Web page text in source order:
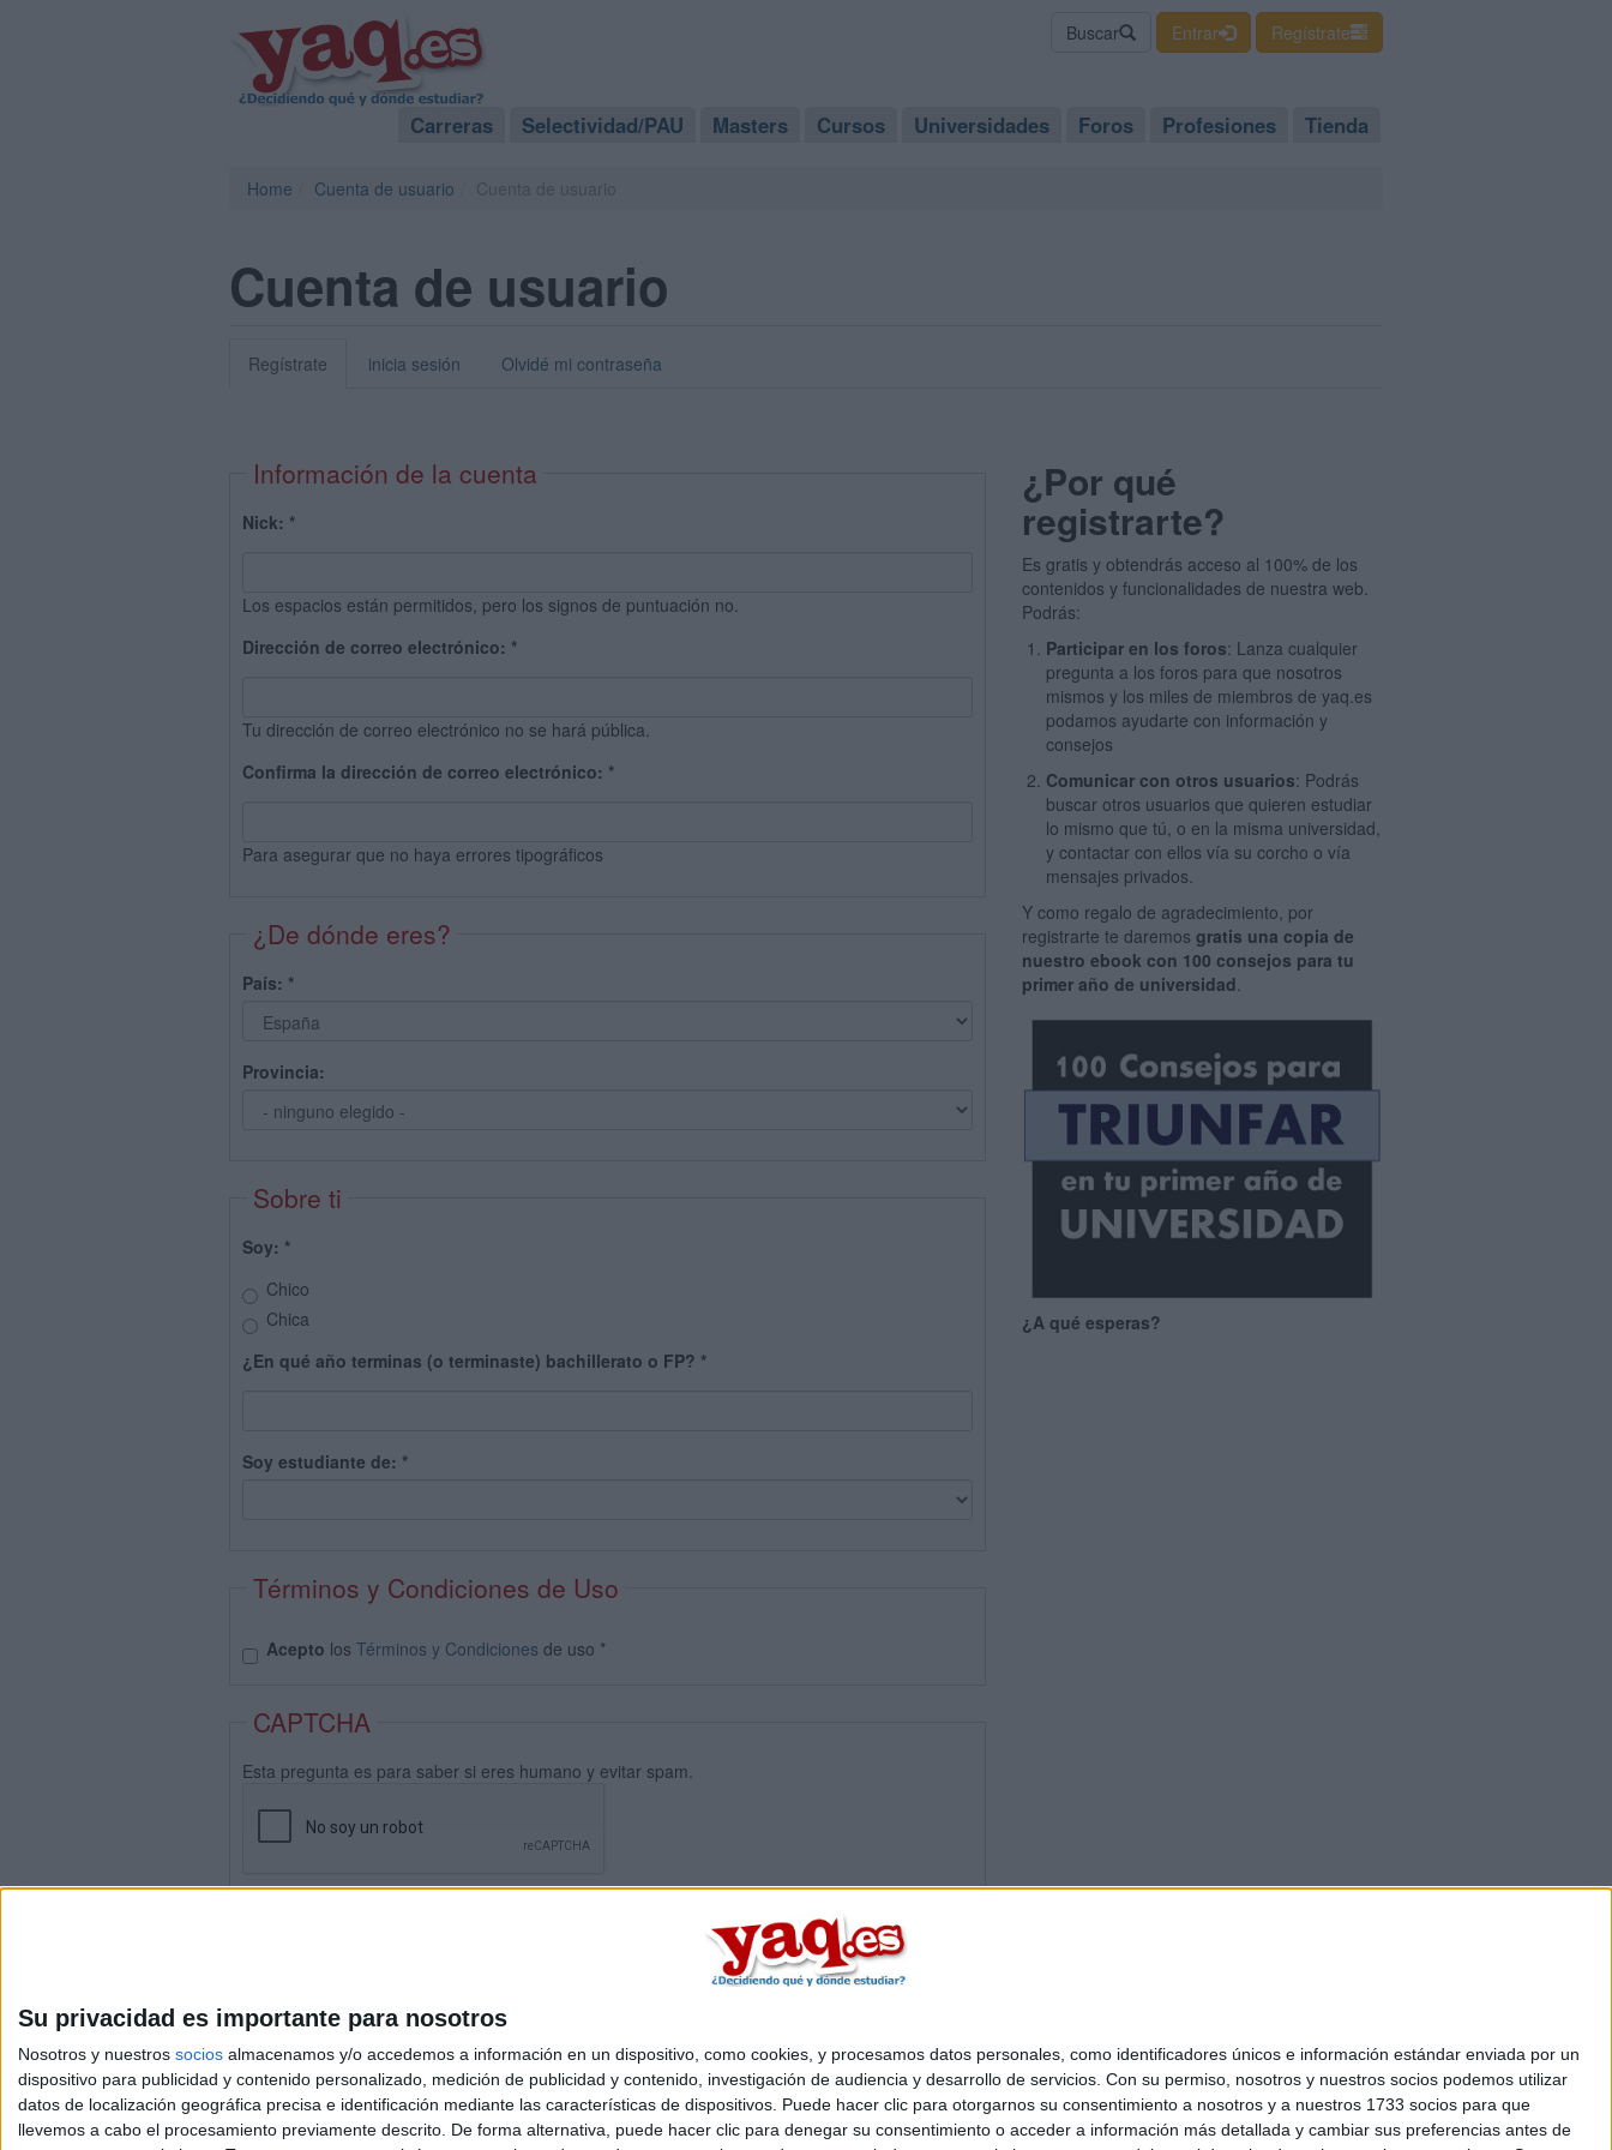
Su privacidad es importante para nosotros
Nosotros y nuestros socios almacenamos y/o accedemos a información en un dispositivo, como cookies, y procesamos datos personales, como identificadores únicos e información estándar enviada por un
dispositivo para publicidad y contenido personalizado, medición de publicidad y contenido, investigación de audiencia y desarrollo de servicios. Con su permiso, nosotros y nuestros socios podemos utilizar
datos de localización geográfica precisa e identificación mediante las características de dispositivos. Puede hacer clic para otorgarnos su consentimiento a nosotros y a nuestros 1733 socios para que
llevemos a cabo el procesamiento previamente descrito. De forma alternativa, puede hacer clic para denegar su consentimiento o acceder a información más detallada y cambiar sus preferencias antes de
Buscar Entrar Regístrate
Carreras Selectividad/PAU Masters Cursos Universidades Foros Profesiones Tienda
Home Cuenta de usuario
Cuenta de usuario
Regístrate inicia sesión Olvidé mi contraseña
Información de la cuenta
Nick: *
Los espacios están permitidos, pero los signos de puntuación no.
Dirección de correo electrónico: *
Tu dirección de correo electrónico no se hará pública.
Confirma la dirección de correo electrónico: *
Para asegurar que no haya errores tipográficos
¿De dónde eres?
País: *
Provincia:
Sobre ti
Soy: *
Chico
Chica
¿En qué año terminas (o terminaste) bachillerato o FP? *
Soy estudiante de: *
Términos y Condiciones de Uso
Acepto los Términos y Condiciones de uso *
CAPTCHA
Esta pregunta es para saber si eres humano y evitar spam.
¿Por qué
registrarte?
Es gratis y obtendrás acceso al 100% de los
contenidos y funcionalidades de nuestra web.
Podrás:
Participar en los foros: Lanza cualquier
pregunta a los foros para que nosotros
mismos y los miles de miembros de yaq.es
podamos ayudarte con información y
consejos
Comunicar con otros usuarios: Podrás
buscar otros usuarios que quieren estudiar
lo mismo que tú, o en la misma universidad,
y contactar con ellos vía su corcho o vía
mensajes privados.
Y como regalo de agradecimiento, por
registrarte te daremosgratis una copia de
nuestro ebook con 100 consejos para tu
primer año de universidad.
¿A qué esperas?
Quiénes somos |Contactar| Anúnciate
Aviso legal|Politica de privacidad|Condiciones generales|Política de cookies